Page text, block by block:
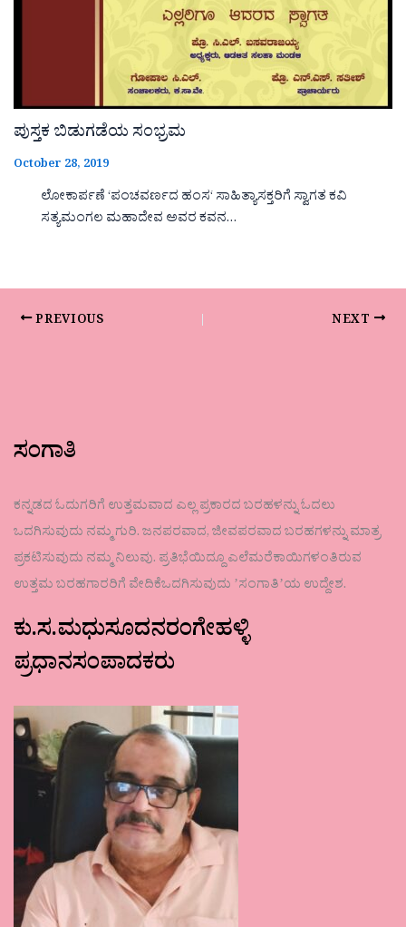
ಪುಸ್ತಕ ಬಿಡುಗಡೆಯ ಸಂಭ್ರಮ
October 28, 2019
ಲೋಕಾರ್ಪಣೆ ‘ಪಂಚವರ್ಣದ ಹಂಸ‘ ಸಾಹಿತ್ಯಾಸಕ್ತರಿಗೆ ಸ್ವಾಗತ ಕವಿ
ಸತ್ಯಮಂಗಲ ಮಹಾದೇವ ಅವರ ಕವನ…
PREVIOUS NEXT
ಸಂಗಾತಿ
ಕನ್ನಡದ ಓದುಗರಿಗೆ ಉತ್ತಮವಾದ ಎಲ್ಲ ಪ್ರಕಾರದ ಬರಹಳನ್ನು ಓದಲು
ಒದಗಿಸುವುದು ನಮ್ಮ ಗುರಿ. ಜನಪರವಾದ, ಜೀವಪರವಾದ ಬರಹಗಳನ್ನು ಮಾತ್ರ
ಪ್ರಕಟಿಸುವುದು ನಮ್ಮ ನಿಲುವು. ಪ್ರತಿಭೆಯಿದ್ದೂ ಎಲೆಮರೆಕಾಯಿಗಳಂತಿರುವ
ಉತ್ತಮ ಬರಹಗಾರರಿಗೆ ವೇದಿಕೆಒದಗಿಸುವುದು ʼಸಂಗಾತಿʼಯ ಉದ್ದೇಶ.
ಕು.ಸ.ಮಧುಸೂದನರಂಗೇಹಳ್ಳಿ
ಪ್ರಧಾನಸಂಪಾದಕರು